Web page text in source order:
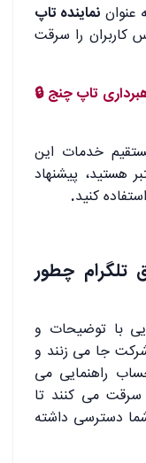
عنوان نماینده تاپ
کاربران را سرقت
تاپ چنج 🔒
خدمات این
هستید، پیشنهاد
استفاده کنید.
تلگرام چطور
با توضیحات و
جا می زنند و
راهنمایی می
سرقت می کنند تا
دسترسی داشته